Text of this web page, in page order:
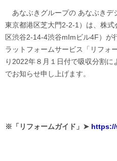
あなぶきグループの あなぶきデ
東京都港区芝大門2-2-1）は、株
区渋谷2-14-4渋谷mImビル4F）が
ラットフォームサービス「リフォ
り2022年８月１日付で吸収分割
でお知らせ申し上げます。
※「リフォームガイド」➤ https://